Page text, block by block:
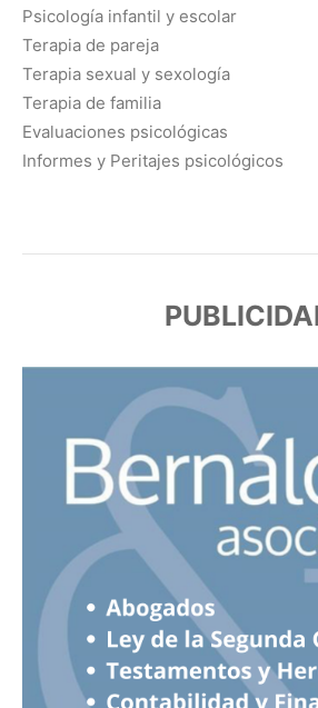
Psicología infantil y escolar
Terapia de pareja
Terapia sexual y sexología
Terapia de familia
Evaluaciones psicológicas
Informes y Peritajes psicológicos